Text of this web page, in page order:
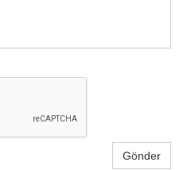
Gönder